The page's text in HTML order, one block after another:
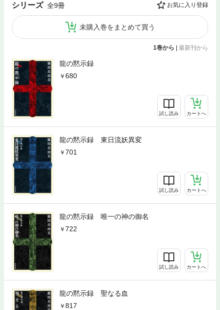
シリーズ 全9冊 お気に入り登録
未購入巻をまとめて買う
1巻から | 最新刊から
龍の黙示録
680
試し読み カートへ
龍の黙示録 東日流妖異変
701
試し読み カートへ
龍の黙示録 唯一の神の御名
722
試し読み カートへ
龍の黙示録 聖なる血
817